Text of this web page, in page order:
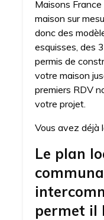
Maisons France
maison sur
donc des
esquisses, des
permis de
votre maison
premiers RDV
votre projet.
Vous avez déjà
Le plan
permet il